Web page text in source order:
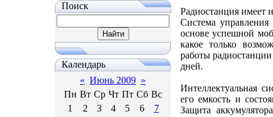
Поиск
Календарь
« Июнь 2009 »
Пн Вт Ср Чт Пт Сб Вс
1
2 3 4 5 6
7
Радиостанция имеет
Система управления
основе успешной
какое только
работы
дней.
Интеллектуальная
его емкость и
Защита